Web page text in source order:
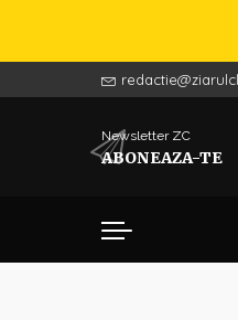
Newsletter ZC
ABONEAZA-TE